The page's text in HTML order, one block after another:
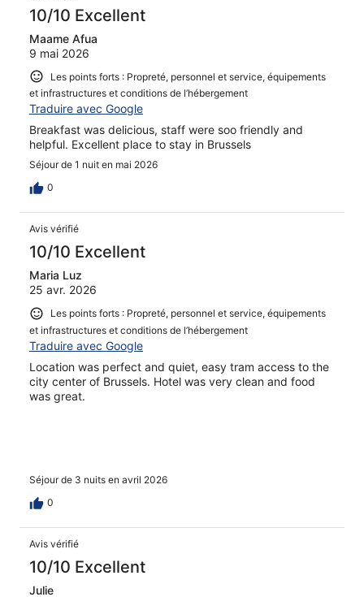
10/10 Excellent
Maame Afua
9 mai 2026
Les points forts : Propreté, personnel et service, équipements
et infrastructures et conditions de l’hébergement
Traduire avec Google
Breakfast was delicious, staff were soo friendly and
helpful. Excellent place to stay in Brussels
Séjour de 1 nuit en mai 2026
0
Avis vérifié
10/10 Excellent
Maria Luz
25 avr. 2026
Les points forts : Propreté, personnel et service, équipements
et infrastructures et conditions de l’hébergement
Traduire avec Google
Location was perfect and quiet, easy tram access to the
city center of Brussels. Hotel was very clean and food
was great.
Séjour de 3 nuits en avril 2026
0
Avis vérifié
10/10 Excellent
Julie